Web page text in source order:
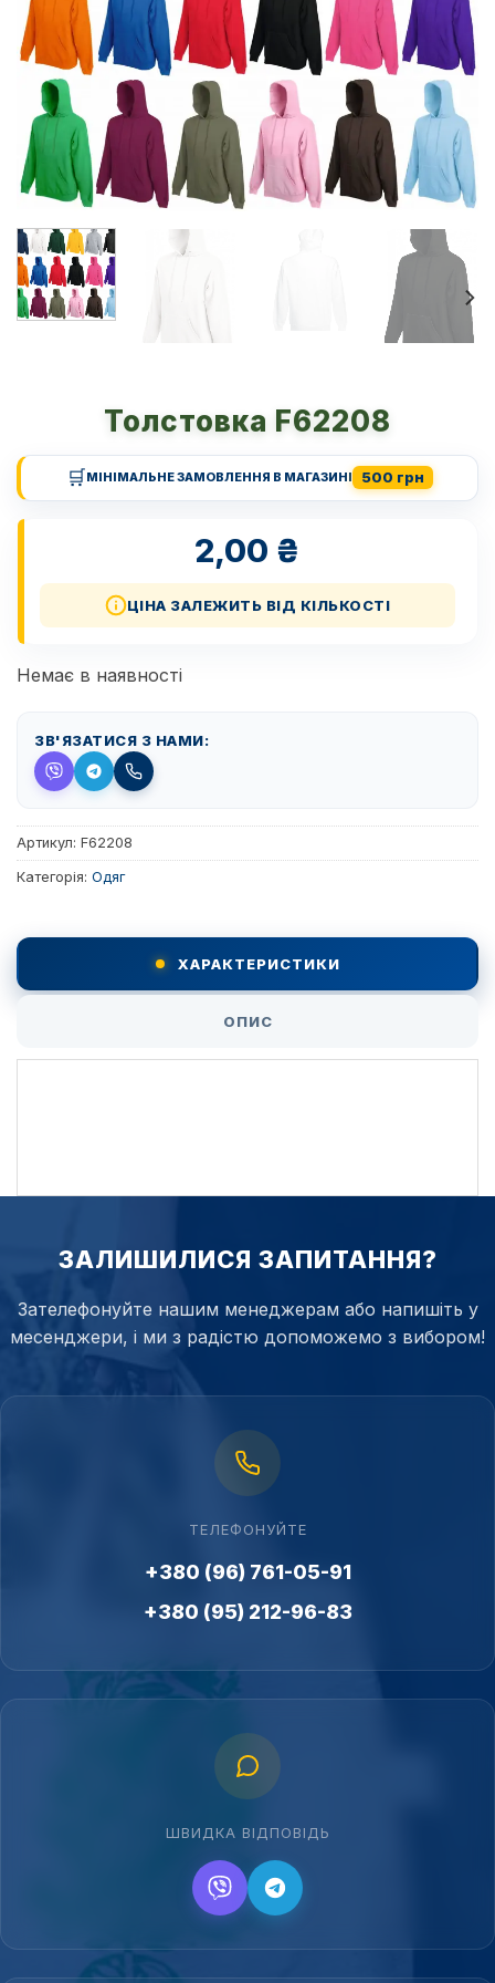
Толстовка F62208
🛒МІНІМАЛЬНЕ ЗАМОВЛЕННЯ В МАГАЗИНІ 500 грн
2,00 ₴
ЦІНА ЗАЛЕЖИТЬ ВІД КІЛЬКОСТІ
Немає в наявності
ЗВ'ЯЗАТИСЯ З НАМИ:
Артикул: F62208
Категорія: Одяг
ХАРАКТЕРИСТИКИ
ОПИС
ЗАЛИШИЛИСЯ ЗАПИТАННЯ?
Зателефонуйте нашим менеджерам або напишіть у
месенджери, і ми з радістю допоможемо з вибором!
ТЕЛЕФОНУЙТЕ
+380 (96) 761-05-91
+380 (95) 212-96-83
ШВИДКА ВІДПОВІДЬ